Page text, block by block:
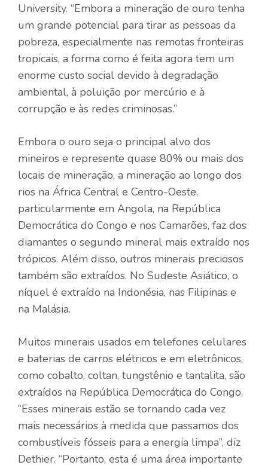
University. “Embora a mineração de ouro tenha
um grande potencial para tirar as pessoas da
pobreza, especialmente nas remotas fronteiras
tropicais, a forma como é feita agora tem um
enorme custo social devido à degradação
ambiental, à poluição por mercúrio e à
corrupção e às redes criminosas.”
Embora o ouro seja o principal alvo dos
mineiros e represente quase 80% ou mais dos
locais de mineração, a mineração ao longo dos
rios na África Central e Centro-Oeste,
particularmente em Angola, na República
Democrática do Congo e nos Camarões, faz dos
diamantes o segundo mineral mais extraído nos
trópicos. Além disso, outros minerais preciosos
também são extraídos. No Sudeste Asiático, o
níquel é extraído na Indonésia, nas Filipinas e
na Malásia.
Muitos minerais usados ​​em telefones celulares
e baterias de carros elétricos e em eletrônicos,
como cobalto, coltan, tungstênio e tantalita, são
extraídos na República Democrática do Congo.
“Esses minerais estão se tornando cada vez
mais necessários à medida que passamos dos
combustíveis fósseis para a energia limpa”, diz
Dethier. “Portanto, esta é uma área importante